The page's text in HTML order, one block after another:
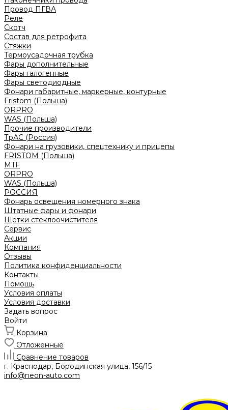
Провод ПГВА
Реле
Скотч
Состав для ретрофита
Стяжки
Термоусадочная трубка
Фары дополнительные
Фары галогенные
Фары светодиодные
Фонари габаритные, маркерные, контурные
Fristom (Польша)
ORPRO
WAS (Польша)
Прочие производители
ТрАС (Россия)
Фонари на грузовики, спецтехнику и прицепы
FRISTOM (Польша)
MTF
ORPRO
WAS (Польша)
РОССИЯ
Фонарь освещения номерного знака
Штатные фары и фонари
Щетки стеклоочистителя
Сервис
Акции
Компания
Отзывы
Политика конфиденциальности
Контакты
Помощь
Условия оплаты
Условия доставки
Задать вопрос
Войти
Корзина
Отложенные
Сравнение товаров
г. Краснодар, Бородинская улица, 156/15
info@neon-auto.com